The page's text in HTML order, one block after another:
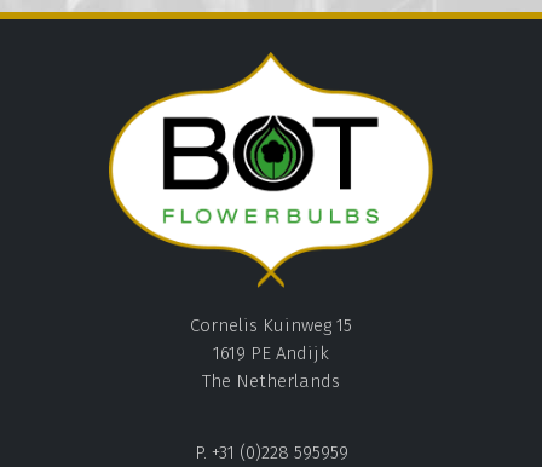
Cornelis Kuinweg 15
1619 PE Andijk
The Netherlands
P. +31 (0)228 595959